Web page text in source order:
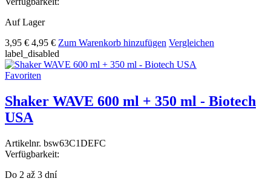
Auf Lager
3,95 € 4,95 € Zum Warenkorb hinzufügen Vergleichen
label_disabled
Favoriten
Shaker WAVE 600 ml + 350 ml - Biotech
USA
Artikelnr. bsw63C1DEFC
Verfügbarkeit:
Do 2 až 3 dní